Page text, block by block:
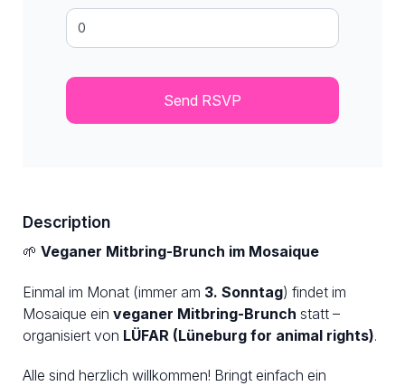
Description
🌱 Veganer Mitbring-Brunch im Mosaique
Einmal im Monat (immer am 3. Sonntag) findet im
Mosaique ein veganer Mitbring-Brunch statt –
organisiert von LÜFAR (Lüneburg for animal rights).
Alle sind herzlich willkommen! Bringt einfach ein